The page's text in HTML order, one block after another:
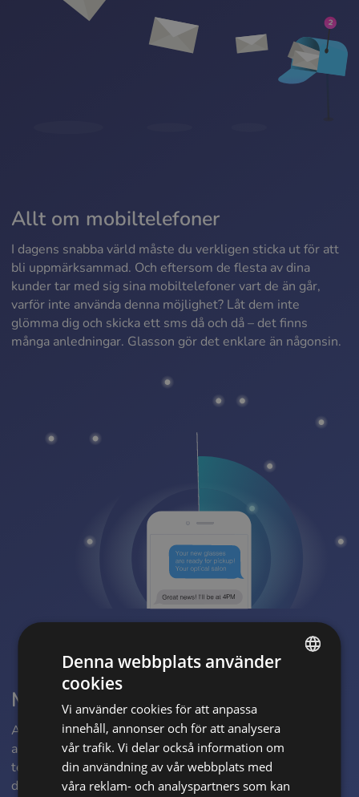
Allt om mobiltelefoner
I dagens snabba värld måste du verkligen sticka ut för att
bli uppmärksammad. Och eftersom de flesta av dina
kunder tar med sig sina mobiltelefoner vart de än går,
varför inte använda denna möjlighet? Låt dem inte
glömma dig och skicka ett sms då och då – det finns
många anledningar. Glasson gör det enklare än någonsin.
Meddelandemallar
Arbeta smartare - håll din kommunikation med kunder
automatiserad och förlora inte tid. Använd
textmeddelanden och e-postmallar för att förbereda
dina meddelanden och skicka ut dem till en grupp
POLISH
CZECH
GERMAN
SPANISH
Denna webbplats använder
cookies
Vi använder cookies för att anpassa
innehåll, annonser och för att analysera
vår trafik. Vi delar också information om
din användning av vår webbplats med
våra reklam- och analyspartners som kan